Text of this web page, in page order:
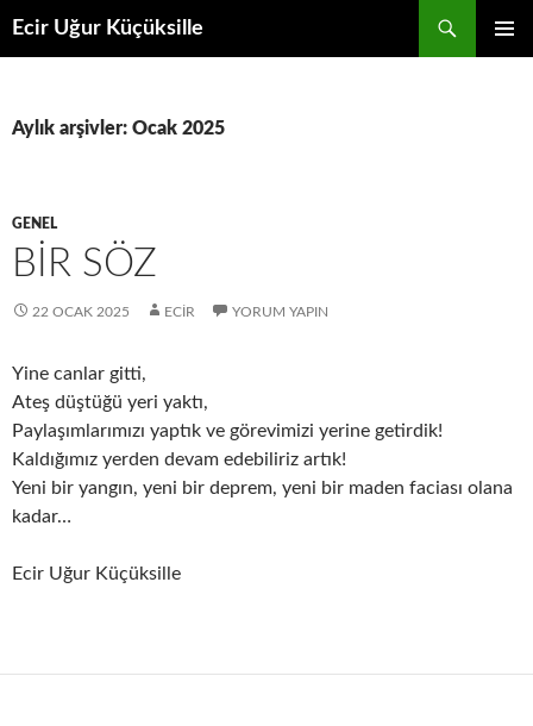
Ecir Uğur Küçüksille
Aylık arşivler: Ocak 2025
GENEL
BİR SÖZ
22 OCAK 2025 ECIR YORUM YAPIN
Yine canlar gitti,
Ateş düştüğü yeri yaktı,
Paylaşımlarımızı yaptık ve görevimizi yerine getirdik!
Kaldığımız yerden devam edebiliriz artık!
Yeni bir yangın, yeni bir deprem, yeni bir maden faciası olana
kadar…
Ecir Uğur Küçüksille